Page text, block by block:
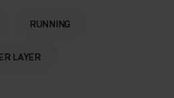
RUNNING
LAYER